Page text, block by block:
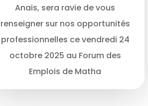
Anais, sera ravie de vous
renseigner sur nos opportunités
professionnelles ce vendredi 24
octobre 2025 au Forum des
Emplois de Matha